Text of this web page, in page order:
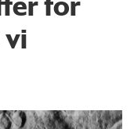
vi